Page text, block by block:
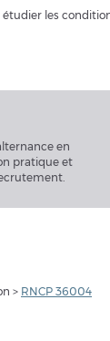
les
en
pratique et
> RNCP 36004